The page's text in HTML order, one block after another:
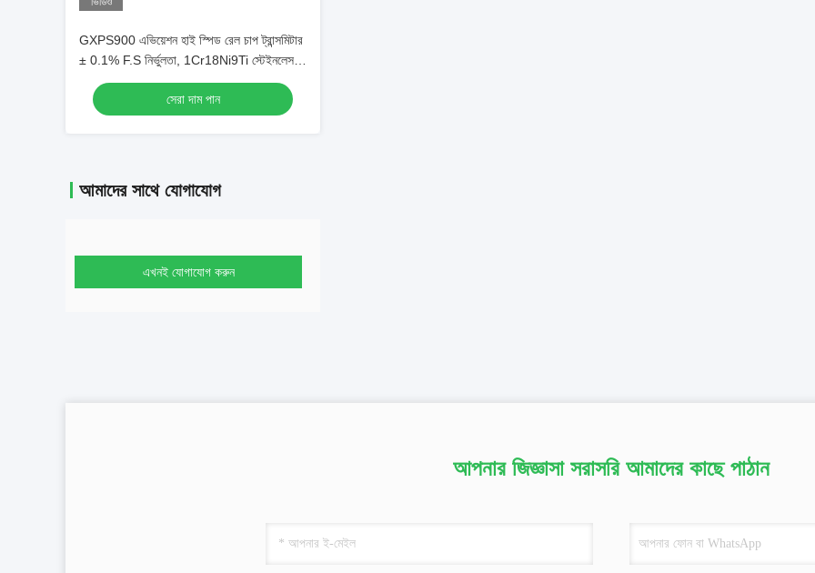
GXPS900 এভিয়েশন হাই স্পিড রেল চাপ ট্রান্সমিটার
± 0.1% F.S নির্ভুলতা, 1Cr18Ni9Ti স্টেইনলেস
স্টীল এবং 4 ~ 20mA আউটপুট সংকেত
সেরা দাম পান
আমাদের সাথে যোগাযোগ
এখনই যোগাযোগ করুন
আপনার জিজ্ঞাসা সরাসরি আমাদের কাছে পাঠান